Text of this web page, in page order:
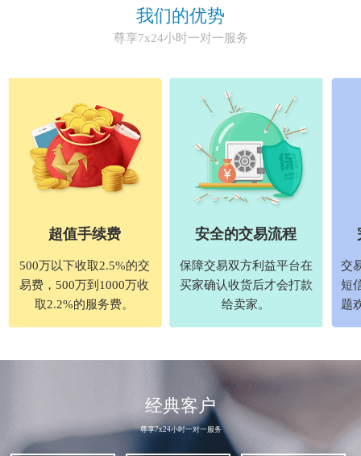
我们的优势
尊享7x24小时一对一服务
超值手续费
500万以下收取2.5%的交
易费，500万到1000万收
取2.2%的服务费。
安全的交易流程
保障交易双方利益平台在
买家确认收货后才会打款
给卖家。
交
短
题
经典客户
尊享7x24小时一对一服务